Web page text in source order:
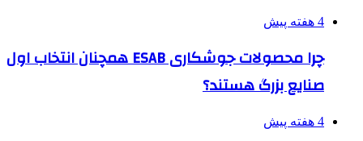
4 هفته پیش
چرا محصولات جوشکاری ESAB همچنان انتخاب اول
صنایع بزرگ هستند؟
4 هفته پیش